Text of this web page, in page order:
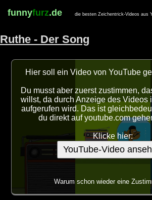
funnyfurz.de die besten Zeichentrick-Videos aus
Ruthe - Der Song
Hier soll ein Video von YouTube
Du musst aber zuerst zustimmen,
willst, da durch Anzeige des Videos
aufgerufen wird. Das ist
du direkt auf youtube.com
Klicke hier:
YouTube-Video
Warum schon wieder eine